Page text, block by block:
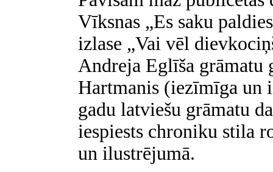
Vīksnas „Es saku
izlase „Vai vēl
Andreja Eglīša
Hartmanis (iezīmīga un
gadu latviešu grāmatu
iespiests chroniku stila
un ilustrējumā.